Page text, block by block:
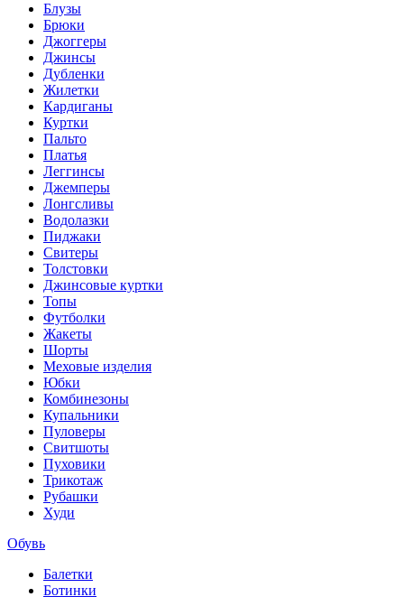
Блузы
Брюки
Джоггеры
Джинсы
Дубленки
Жилетки
Кардиганы
Куртки
Пальто
Платья
Леггинсы
Джемперы
Лонгсливы
Водолазки
Пиджаки
Свитеры
Толстовки
Джинсовые куртки
Топы
Футболки
Жакеты
Шорты
Меховые изделия
Юбки
Комбинезоны
Купальники
Пуловеры
Свитшоты
Пуховики
Трикотаж
Рубашки
Худи
Обувь
Балетки
Ботинки